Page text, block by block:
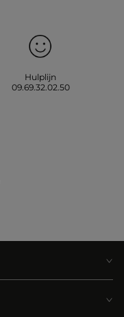
Hulplijn
09.69.32.02.50